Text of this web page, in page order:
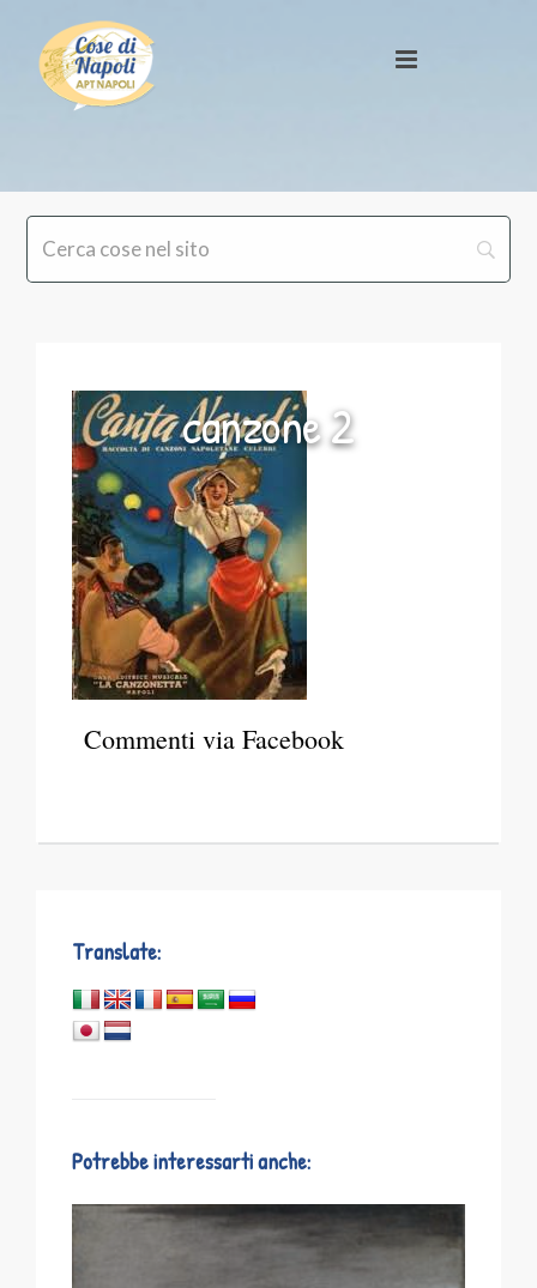
canzone 2
Commenti via Facebook
Translate:
Potrebbe interessarti anche: